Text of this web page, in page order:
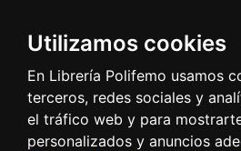
Utilizamos cookies
En Librería Polifemo usamos
terceros, redes sociales y
el tráfico web y para
personalizados y anuncios